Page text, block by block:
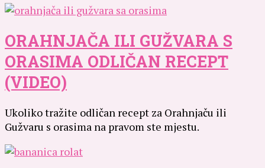
ORAHNJAČA ILI GUŽVARA S
ORASIMA ODLIČAN RECEPT
(VIDEO)
Ukoliko tražite odličan recept za Orahnjaču ili
Gužvaru s orasima na pravom ste mjestu.